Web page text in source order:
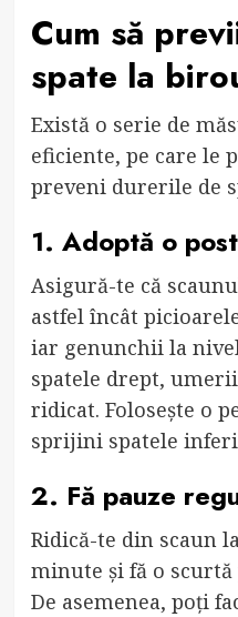
Cum să
spate la
Există o serie de
eficiente, pe care le
preveni durerile de
1. Adoptă o
Asigură-te că
astfel încât
iar genunchii la
spatele drept,
ridicat. Folosește o
sprijini spatele
2. Fă pauze
Ridică-te din scaun
minute și fă o
De asemenea, poți